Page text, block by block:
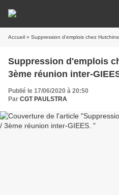
Accueil » Suppression d'emplois chez
Suppression d'emplois
3ème réunion inter-
Publié le 17/06/2020 à 20:50
Par CGT PAULSTRA